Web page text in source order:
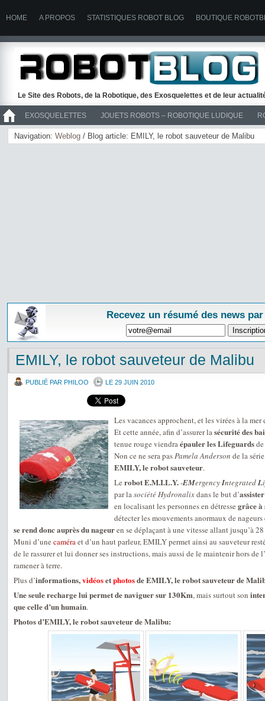
HOME A PROPOS STATISTIQUES ROBOT BLOG BOUTIQUE
Le Site des Robots, de la Robotique, des Exosquelettes et de leur
EXOSQUELETTES JOUETS ROBOTS – ROBOTIQUE LUDIQUE
>> ROBOTS
Navigation: Weblog / Blog article: EMILY, le robot sauveteur de Malibu
Recevez un résumé des news
EMILY, le robot sauveteur de Malibu
PUBLIÉ PAR PHILOO LE 29 JUIN 2010
Les vacances approchent, et les virées à la
Et cette année, afin d’assurer lasécurité des
tenue rouge viendraépauler les Lifeguardsde
Non ce ne sera pasPamela Anderson de la
EMILY, le robot sauveteur.
Le robot E.M.I.L.Y.-EMergencyIntegratedL
par lasociété Hydronalixdans le but d’
en localisant les personnes en détresse grâce à
détecter les mouvements anormaux de
se rend donc auprès du nageuren se déplaçant à une vitesse allant jusqu’à
Muni d’une caméraet d’un haut parleur, EMILY permet ainsi au sauveteur
de le rassurer et lui donner ses instructions, mais aussi de le maintenir hors de
ramener à terre.
Plus d’informations,vidéosetphotosde EMILY, le robot sauveteur de
Une seule recharge lui permet de naviguer sur 130Km, mais surtout son
que celle d’un humain.
Photos d’EMILY, le robot sauveteur de Malibu: